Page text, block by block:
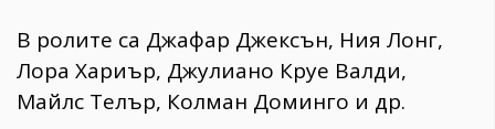
В ролите са Джафар Джексън, Ния Лонг,
Лора Хариър, Джулиано Круе Валди,
Майлс Телър, Колман Доминго и др.